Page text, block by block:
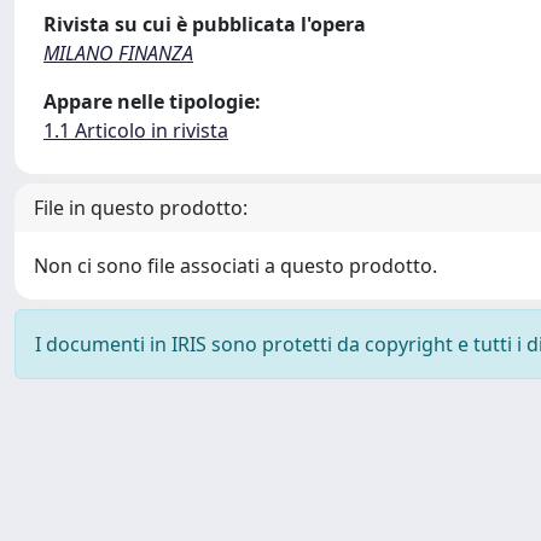
Rivista su cui è pubblicata l'opera
MILANO FINANZA
Appare nelle tipologie:
1.1 Articolo in rivista
File in questo prodotto:
Non ci sono file associati a questo prodotto.
I documenti in IRIS sono protetti da copyright e tutti i